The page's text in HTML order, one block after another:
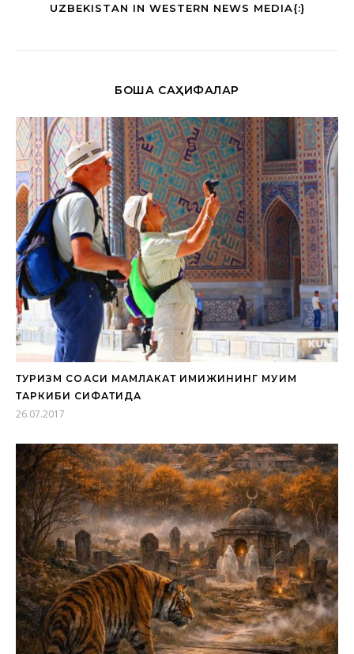
UZBEKISTAN IN WESTERN NEWS MEDIA{:}
БОШҚА САҲИФАЛАР
ТУРИЗМ СОҲАСИ МАМЛАКАТ ИМИЖИНИНГ МУҲИМ
ТАРКИБИ СИФАТИДА
26.07.2017